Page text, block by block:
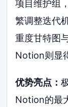
项目维护组
繁调整迭代
重度甘特图
Notion则显
优势亮点：
Notion的最